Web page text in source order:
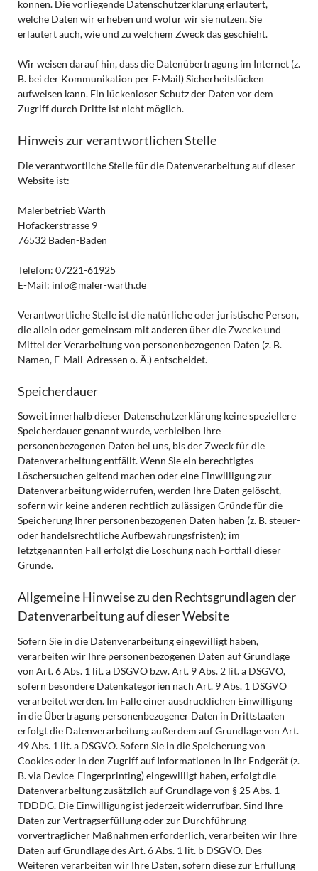
können. Die vorliegende Datenschutzerklärung erläutert,
welche Daten wir erheben und wofür wir sie nutzen. Sie
erläutert auch, wie und zu welchem Zweck das geschieht.
Wir weisen darauf hin, dass die Datenübertragung im Internet (z.
B. bei der Kommunikation per E-Mail) Sicherheitslücken
aufweisen kann. Ein lückenloser Schutz der Daten vor dem
Zugriff durch Dritte ist nicht möglich.
Hinweis zur verantwortlichen Stelle
Die verantwortliche Stelle für die Datenverarbeitung auf dieser
Website ist:
Malerbetrieb Warth
Hofackerstrasse 9
76532 Baden-Baden
Telefon: 07221-61925
E-Mail: info@maler-warth.de
Verantwortliche Stelle ist die natürliche oder juristische Person,
die allein oder gemeinsam mit anderen über die Zwecke und
Mittel der Verarbeitung von personenbezogenen Daten (z. B.
Namen, E-Mail-Adressen o. Ä.) entscheidet.
Speicherdauer
Soweit innerhalb dieser Datenschutzerklärung keine speziellere
Speicherdauer genannt wurde, verbleiben Ihre
personenbezogenen Daten bei uns, bis der Zweck für die
Datenverarbeitung entfällt. Wenn Sie ein berechtigtes
Löschersuchen geltend machen oder eine Einwilligung zur
Datenverarbeitung widerrufen, werden Ihre Daten gelöscht,
sofern wir keine anderen rechtlich zulässigen Gründe für die
Speicherung Ihrer personenbezogenen Daten haben (z. B. steuer-
oder handelsrechtliche Aufbewahrungsfristen); im
letztgenannten Fall erfolgt die Löschung nach Fortfall dieser
Gründe.
Allgemeine Hinweise zu den Rechtsgrundlagen der
Datenverarbeitung auf dieser Website
Sofern Sie in die Datenverarbeitung eingewilligt haben,
verarbeiten wir Ihre personenbezogenen Daten auf Grundlage
von Art. 6 Abs. 1 lit. a DSGVO bzw. Art. 9 Abs. 2 lit. a DSGVO,
sofern besondere Datenkategorien nach Art. 9 Abs. 1 DSGVO
verarbeitet werden. Im Falle einer ausdrücklichen Einwilligung
in die Übertragung personenbezogener Daten in Drittstaaten
erfolgt die Datenverarbeitung außerdem auf Grundlage von Art.
49 Abs. 1 lit. a DSGVO. Sofern Sie in die Speicherung von
Cookies oder in den Zugriff auf Informationen in Ihr Endgerät (z.
B. via Device-Fingerprinting) eingewilligt haben, erfolgt die
Datenverarbeitung zusätzlich auf Grundlage von § 25 Abs. 1
TDDDG. Die Einwilligung ist jederzeit widerrufbar. Sind Ihre
Daten zur Vertragserfüllung oder zur Durchführung
vorvertraglicher Maßnahmen erforderlich, verarbeiten wir Ihre
Daten auf Grundlage des Art. 6 Abs. 1 lit. b DSGVO. Des
Weiteren verarbeiten wir Ihre Daten, sofern diese zur Erfüllung